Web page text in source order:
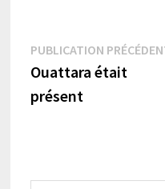
Navigation
de
l’article
PUBLICATION
Ouattara était
présent